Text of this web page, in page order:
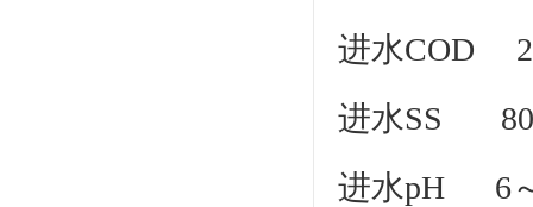
进水COD
进水SS 80
进水pH